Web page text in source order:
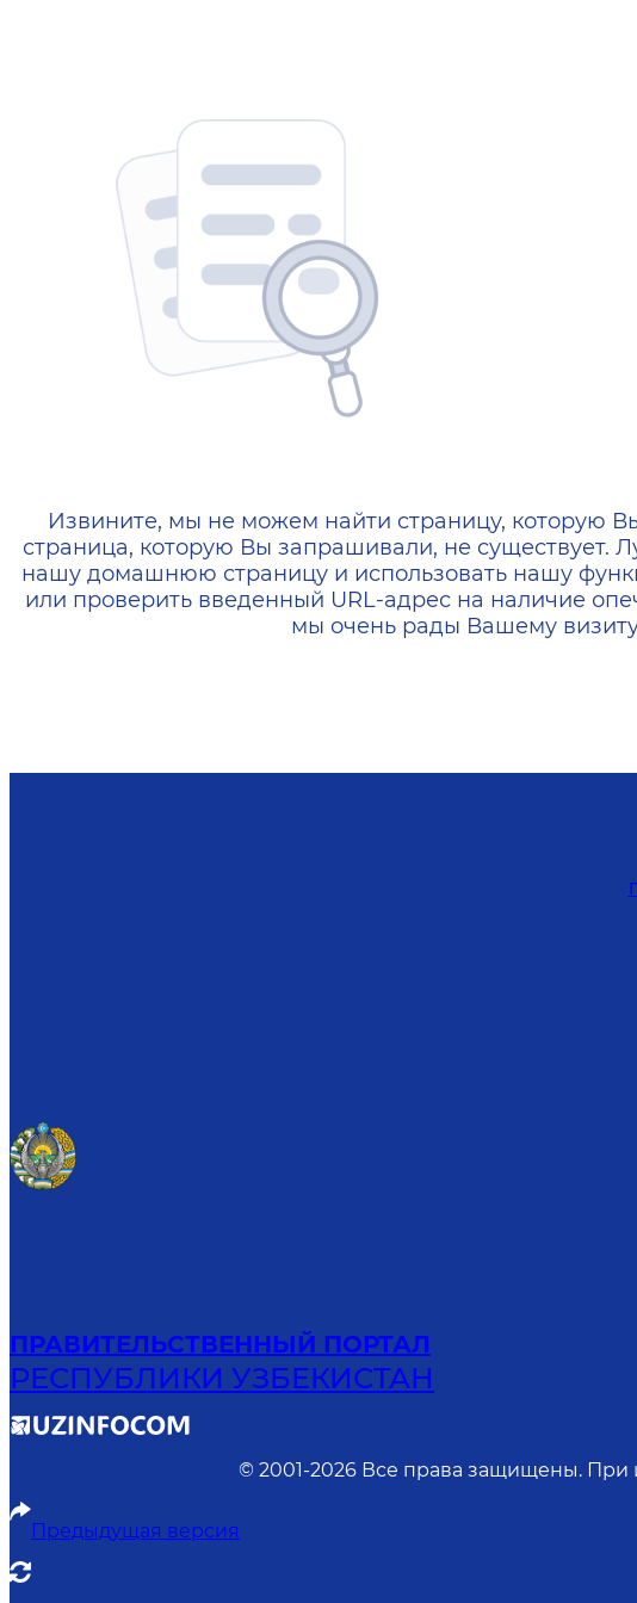
404 — Страница не найдена
Извините, мы не можем найти страницу, которую
страница, которую Вы запрашивали, не существует.
нашу домашнюю страницу и использовать нашу
или проверить введенный URL-адрес на наличие
мы очень рады Вашему
ПРАВИТЕЛЬСТВЕННЫЙ ПОРТАЛ
РЕСПУБЛИКИ УЗБЕКИСТАН
© 2001-2026 Все права защищены. При
Предыдущая версия